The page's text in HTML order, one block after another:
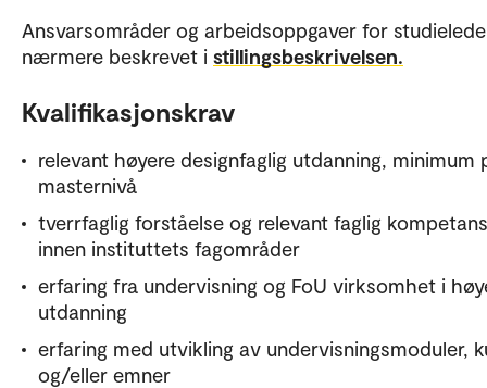
Ansvarsområder og arbeidsoppgaver for
nærmere beskrevet i stillingsbeskrivelsen.
Kvalifikasjonskrav
relevant høyere designfaglig utdanning, minimum
masternivå
tverrfaglig forståelse og relevant faglig
innen instituttets fagområder
erfaring fra undervisning og FoU virksomhet i
utdanning
erfaring med utvikling av undervisningsmoduler,
og/eller emner